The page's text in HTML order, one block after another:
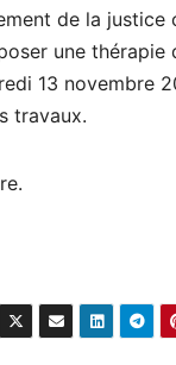
de la justice
une thérapie
13 novembre
travaux.